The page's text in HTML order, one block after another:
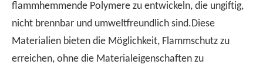
flammhemmende Polymere zu entwickeln, die ungiftig,
nicht brennbar und umweltfreundlich sind.Diese
Materialien bieten die Möglichkeit, Flammschutz zu
erreichen, ohne die Materialeigenschaften zu